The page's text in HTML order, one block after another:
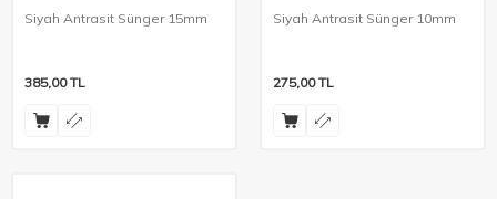
Siyah Antrasit Sünger 15mm
385,00TL
Siyah Antrasit Sünger 10mm
275,00TL